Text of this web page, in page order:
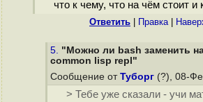
что к чему, что на чём стоит и
Ответить Правка|
5. "Можно ли bash заменить
common lisp repl"
Сообщение от Туборг (?), 08-
> Тебе уже сказали - учи